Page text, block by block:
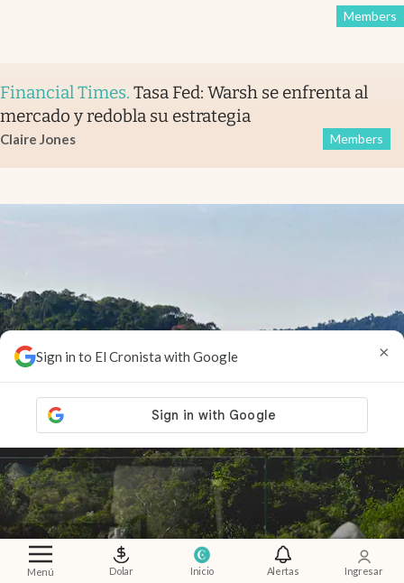
Menú Dolar Inicio Alertas Ingresar
Sign in to El Cronista with Google ×
Members
Financial Times. Tasa Fed: Warsh se enfrenta al
mercado y redobla su estrategia
Claire Jones Members